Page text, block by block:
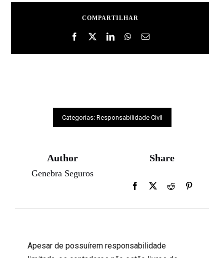
COMPARTILHAR
Categorias: Responsabilidade Civil
Author
Genebra Seguros
Share
Apesar de possuírem responsabilidade